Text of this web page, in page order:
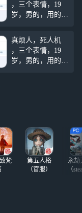
，三个表情，19
岁，男的，用的手
多块钱多块钱，拼
多多上面买的，真
的是笑死了，天天
就知道打游戏，他
真烦人，死人机
，三个表情，19
岁，男的，用的手
个游戏，天天只会
玩别人的steam账
号，
梵
第五人格
（官服）
永劫
（